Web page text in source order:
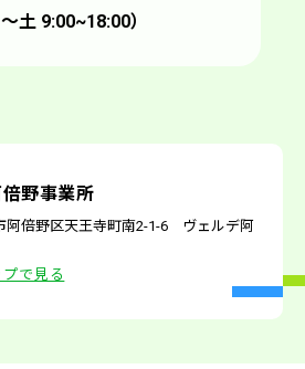
〜土 9:00~18:00）
野事業所
阿倍野区天王寺町南2-1-6 ヴェルデ阿
で見る